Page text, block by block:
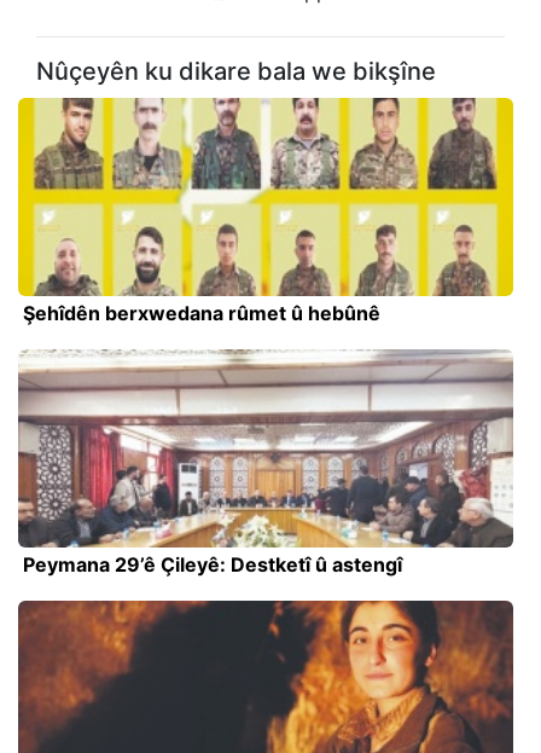
Nûçeyên ku dikare bala we bikşîne
Şehîdên berxwedana rûmet û hebûnê
Peymana 29’ê Çileyê: Destketî û astengî